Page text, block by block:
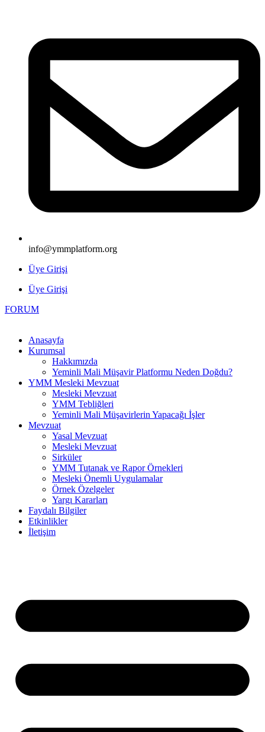
info@ymmplatform.org
Üye Girişi
Üye Girişi
FORUM
Anasayfa
Kurumsal
Hakkımızda
Yeminli Mali Müşavir Platformu Neden Doğdu?
YMM Mesleki Mevzuat
Mesleki Mevzuat
YMM Tebliğleri
Yeminli Mali Müşavirlerin Yapacağı İşler
Mevzuat
Yasal Mevzuat
Mesleki Mevzuat
Sirküler
YMM Tutanak ve Rapor Örnekleri
Mesleki Önemli Uygulamalar
Örnek Özelgeler
Yargı Kararları
Faydalı Bilgiler
Etkinlikler
İletişim